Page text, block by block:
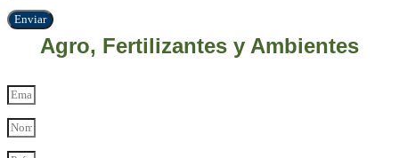
Enviar
Agro, Fertilizantes y Ambientes